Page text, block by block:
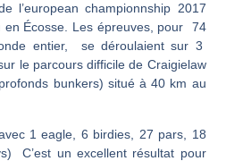
l’european championnship 2017
en Écosse. Les épreuves, pour 74
entier, se déroulaient sur 3
le parcours difficile de Craigielaw
bunkers) situé à 40 km au
1 eagle, 6 birdies, 27 pars, 18
C’est un excellent résultat pour